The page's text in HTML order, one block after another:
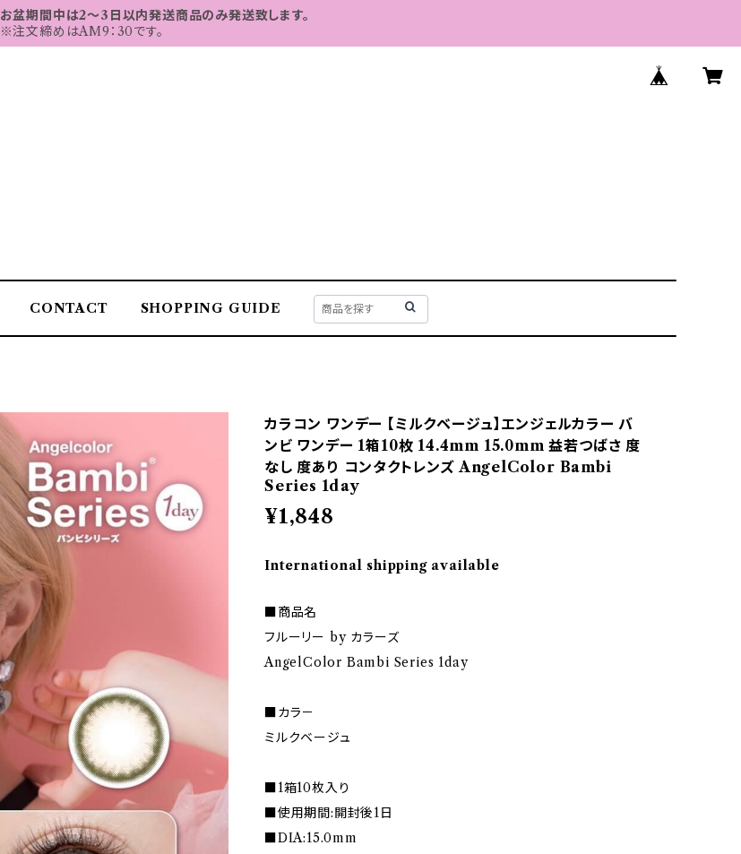
お盆期間中は2～3日以内発送商品のみ発送致します。
※注文締めはAM9：30です。
CONTACT SHOPPING GUIDE
カラコン ワンデー 【ミルクベージュ】エンジェルカラー バ
ンビ ワンデー 1箱10枚 14.4mm 15.0mm 益若つばさ 度
なし 度あり コンタクトレンズ AngelColor Bambi
Series 1day
¥1,848
International shipping available
■商品名
フルーリー by カラーズ
AngelColor Bambi Series 1day
■カラ－
ミルクベージュ
■1箱10枚入り
■使用期間:開封後1日
■DIA:15.0mm